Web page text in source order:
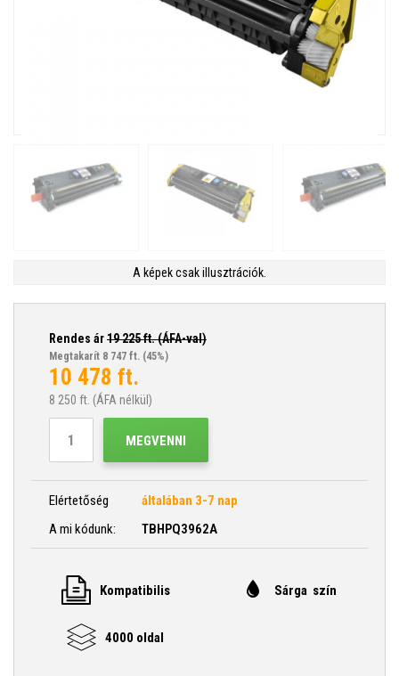
A képek csak illusztrációk.
Rendes ár19 225ft. (ÁFA-val)
Megtakarít 8 747 ft. (45%)
10 478 ft.
8 250 ft. (ÁFA nélkül)
MEGVENNI
Elértetőség
általában 3-7 nap
A mi kódunk:
TBHPQ3962A
Kompatibilis Sárga szín
4000 oldal